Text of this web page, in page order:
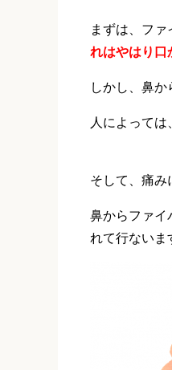
まずは、フ
れはやはり口
しかし、鼻か
人によっては
そして、痛み
鼻からファイ
れて行ないま